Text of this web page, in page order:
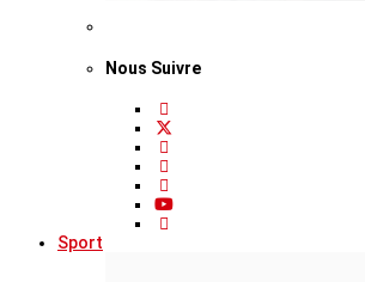
Nous Suivre
Sport